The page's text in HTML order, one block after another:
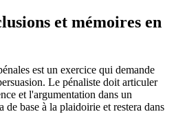
et mémoires en
est un exercice qui demande
Le pénaliste doit articuler
et l'argumentation dans un
base à la plaidoirie et restera dans